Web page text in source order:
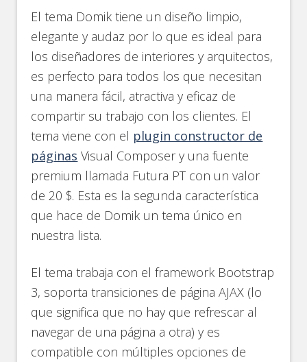
El tema Domik tiene un diseño limpio,
elegante y audaz por lo que es ideal para
los diseñadores de interiores y arquitectos,
es perfecto para todos los que necesitan
una manera fácil, atractiva y eficaz de
compartir su trabajo con los clientes. El
tema viene con el plugin constructor de
páginas Visual Composer y una fuente
premium llamada Futura PT con un valor
de 20 $. Esta es la segunda característica
que hace de Domik un tema único en
nuestra lista.
El tema trabaja con el framework Bootstrap
3, soporta transiciones de página AJAX (lo
que significa que no hay que refrescar al
navegar de una página a otra) y es
compatible con múltiples opciones de